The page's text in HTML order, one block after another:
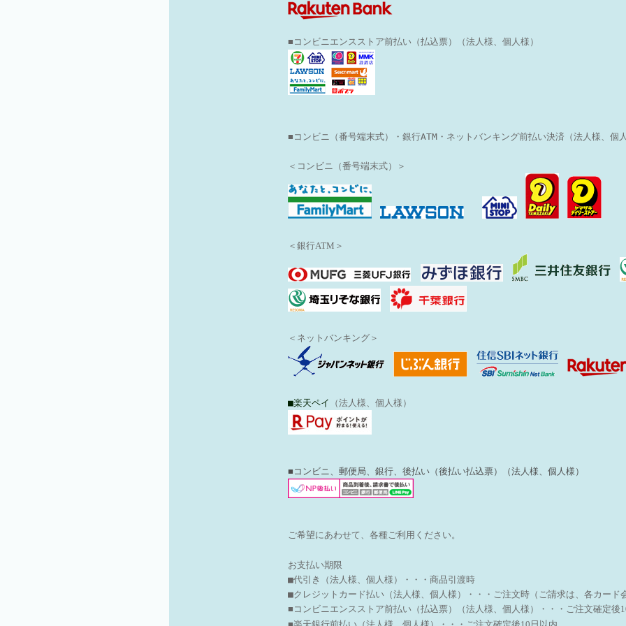
■コンビニエンスストア前払い（払込票）（法人様、個人様）
■ コンビニ（番号端末式）・銀行ATM・ネットバンキング前払い決済（法人様、個
＜コンビニ（番号端末式）＞
＜銀行ATM＞
＜ネットバンキング＞
■楽天ペイ （法人様、個人様）
■コンビニ、郵便局、銀行、後払い（後払い払込票）（法人様、個人様）
ご希望にあわせて、各種ご利用ください。
お支払い期限
■代引き（法人様、個人様）・・・商品引渡時
■クレジットカード払い（法人様、個人様）・・・ご注文時（ご請求は、各カー
■コンビニエンスストア前払い（払込票）（法人様、個人様）・・・ ご注文確定後